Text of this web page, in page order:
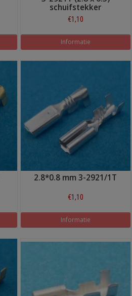
schuifstekker
€1,10
Informatie
2.8*0.8 mm 3-2921/1T
€1,10
Informatie